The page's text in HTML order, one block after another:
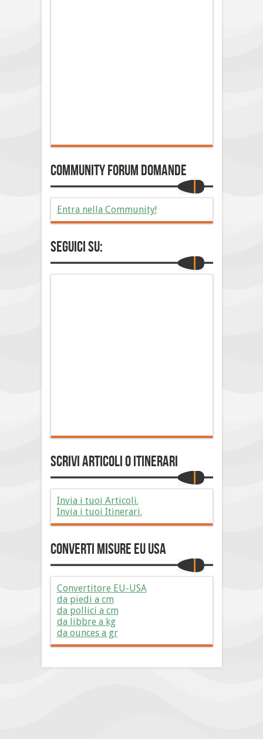
Community Forum Domande
Entra nella Community!
Seguici su:
Scrivi Articoli o Itinerari
Invia i tuoi Articoli.
Invia i tuoi Itinerari.
Converti Misure EU USA
Convertitore EU-USA
da piedi a cm
da pollici a cm
da libbre a kg
da ounces a gr